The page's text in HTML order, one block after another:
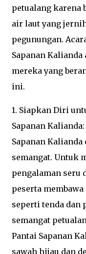
petualang karena
air laut yang
pegunungan.
Sapanan
mereka yang
ini.
1. Siapkan Diri
Sapanan
Sapanan
semangat. Untuk
pengalaman seru
peserta
seperti tenda dan
semangat
Pantai Sapanan
sawah hijau dan